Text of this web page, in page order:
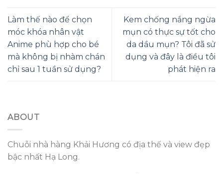
Làm thế nào để chọn
móc khóa nhân vật
Anime phù hợp cho bé
mà không bị nhàm chán
chỉ sau 1 tuần sử dụng?
Kem chống nắng ngừa
mụn có thực sự tốt cho
da dầu mụn? Tôi đã sử
dụng và đây là điều tôi
phát hiện ra
ABOUT
Chuỗi nhà hàng Khải Hương có địa thế và view đẹp
bậc nhất Hạ Long.